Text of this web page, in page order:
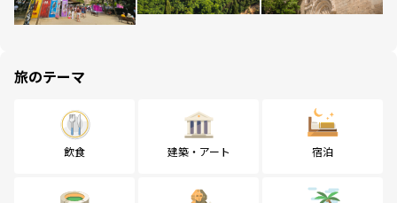
旅のテーマ
飲食 建築・アート 宿泊